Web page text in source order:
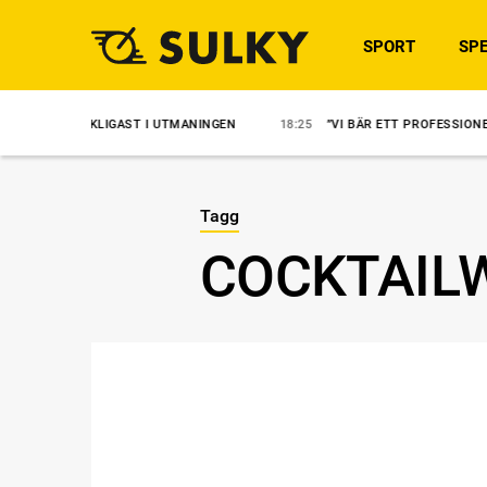
SPORT
I UTMANINGEN 18:25 ”VI BÄR ETT PROFESSIONELLT
Tagg